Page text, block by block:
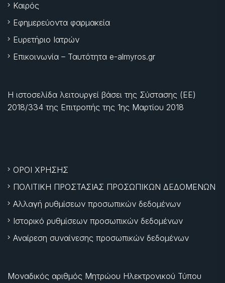
Καιρός
Εφημερεύοντα φαρμακεία
Ευρετήριο Ιατρών
Επικοινωνία – Ταυτότητα e-almyros.gr
Η ιστοσελίδα λειτουργεί βάσει της Σύστασης (ΕΕ)
2018/334 της Επιτροπής της 1ης Μαρτίου 2018
ΟΡΟΙ ΧΡΗΣΗΣ
ΠΟΛΙΤΙΚΗ ΠΡΟΣΤΑΣΙΑΣ ΠΡΟΣΩΠΙΚΩΝ ΔΕΔΟΜΕΝΩΝ
Αλλαγή ρυθμίσεων προσωπικών δεδομένων
Ιστορικό ρυθμίσεων προσωπικών δεδομένων
Αναίρεση συναίνεσης προσωπικών δεδομένων
Μοναδικός αριθμός Μητρώου Ηλεκτρονικού Τύπου